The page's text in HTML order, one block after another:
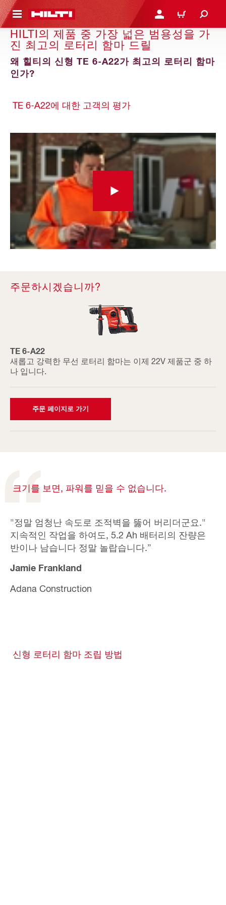
으로 건너뛰기 로그인 또는 회원가입
장바구니
HILTI의 제품 중 가장 넓은 범용성을 가
진 최고의 로터리 함마 드릴
왜 힐티의 신형 TE 6-A22가 최고의 로터리 함마
인가?
TE 6-A22에 대한 고객의 평가
주문하시겠습니까?
TE 6-A22
새롭고 강력한 무선 로터리 함마는 이제 22V 제품군 중 하
나 입니다.
주문 페이지로 가기
크기를 보면, 파워를 믿을 수 없습니다.
"정말 엄청난 속도로 조적벽을 뚫어 버리더군요."
지속적인 작업을 하여도, 5.2 Ah 배터리의 잔량은
반이나 남습니다 정말 놀랍습니다.”
Jamie Frankland
Adana Construction
신형 로터리 함마 조립 방법